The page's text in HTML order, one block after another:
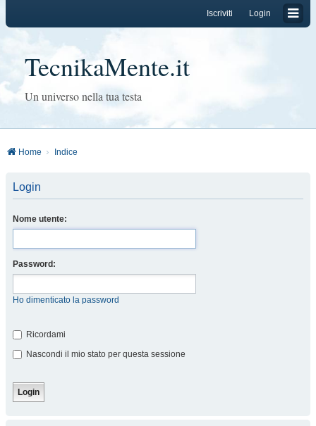
Login
Iscriviti
TecnikaMente.it
Un universo nella tua testa
Home Indice
Login
Nome utente:
Password:
Ho dimenticato la password
Ricordami
Nascondi il mio stato per questa sessione